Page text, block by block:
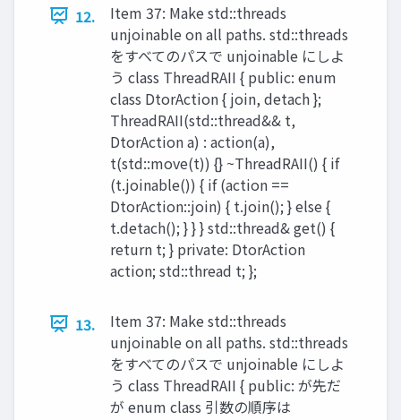
12.
Item 37: Make std::threads
unjoinable on all paths. std::threads
をすべてのパスで unjoinable にしよ
う class ThreadRAII { public: enum
class DtorAction { join, detach };
ThreadRAII(std::thread&& t,
DtorAction a) : action(a),
t(std::move(t)) {} ~ThreadRAII() { if
(t.joinable()) { if (action ==
DtorAction::join) { t.join(); } else {
t.detach(); } } } std::thread& get() {
return t; } private: DtorAction
action; std::thread t; };
13.
Item 37: Make std::threads
unjoinable on all paths. std::threads
をすべてのパスで unjoinable にしよ
う class ThreadRAII { public: が先だ
が enum class 引数の順序は